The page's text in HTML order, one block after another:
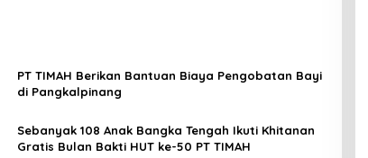
PT TIMAH Berikan Bantuan Biaya Pengobatan Bayi
di Pangkalpinang
Sebanyak 108 Anak Bangka Tengah Ikuti Khitanan
Gratis Bulan Bakti HUT ke-50 PT TIMAH